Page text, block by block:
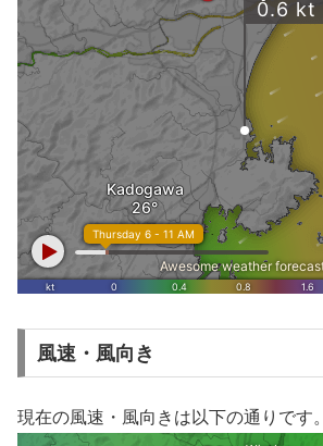
風速・風向き
現在の風速・風向きは以下の通りです。